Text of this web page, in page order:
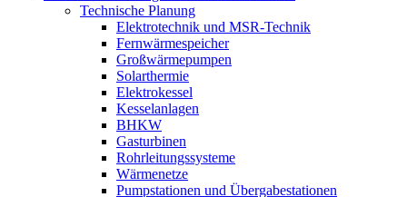
Technische Planung
Elektrotechnik und MSR-Technik
Fernwärmespeicher
Großwärmepumpen
Solarthermie
Elektrokessel
Kesselanlagen
BHKW
Gasturbinen
Rohrleitungssysteme
Wärmenetze
Pumpstationen und Übergabestationen